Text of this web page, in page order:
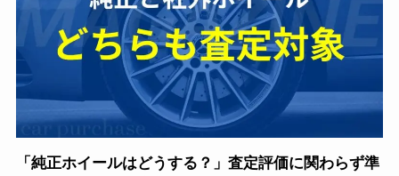
「純正ホイールはどうする？」査定評価に関わらず準